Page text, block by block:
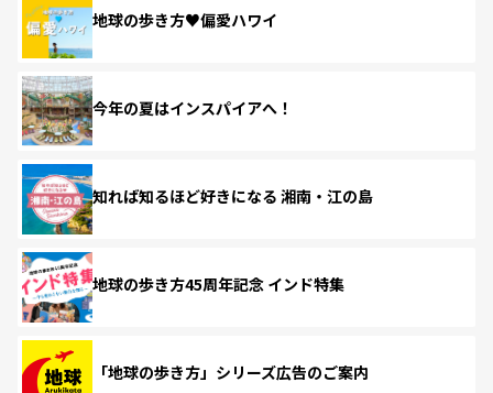
地球の歩き方♥偏愛ハワイ
今年の夏はインスパイアへ！
知れば知るほど好きになる 湘南・江の島
地球の歩き方45周年記念 インド特集
「地球の歩き方」シリーズ広告のご案内